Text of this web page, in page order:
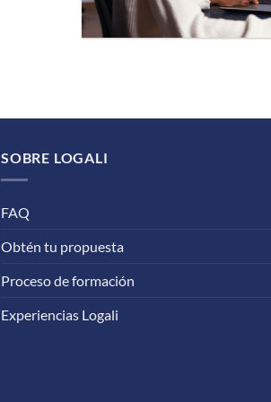
SOBRE LOGALI
FAQ
Obtén tu propuesta
Proceso de formación
Experiencias Logali